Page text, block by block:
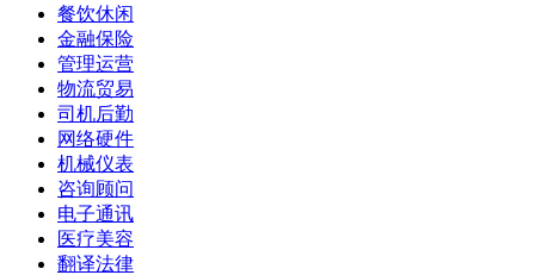
餐饮休闲
金融保险
管理运营
物流贸易
司机后勤
网络硬件
机械仪表
咨询顾问
电子通讯
医疗美容
翻译法律